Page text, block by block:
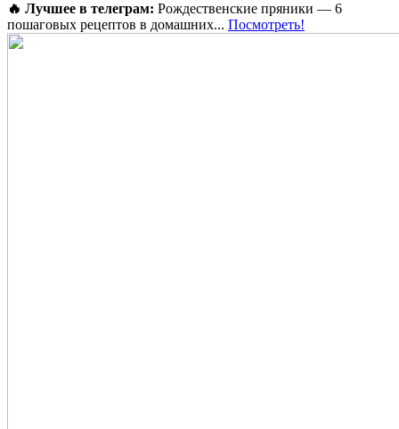
🔥 Лучшее в телеграм: Рождественские пряники — 6
пошаговых рецептов в домашних... Посмотреть!